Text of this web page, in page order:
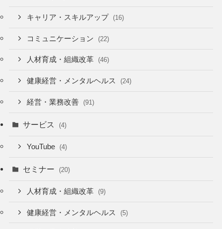
キャリア・スキルアップ (16)
コミュニケーション (22)
人材育成・組織改革 (46)
健康経営・メンタルヘルス (24)
経営・業務改善 (91)
サービス (4)
YouTube (4)
セミナー (20)
人材育成・組織改革 (9)
健康経営・メンタルヘルス (5)